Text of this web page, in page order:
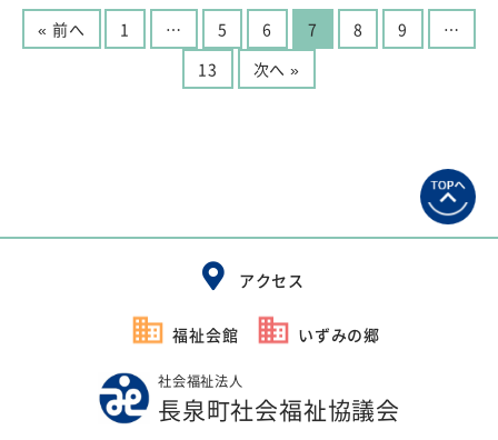
« 前へ 1 … 5 6 7 8 9
…
13
次へ »
アクセス
福祉会館 いずみの郷
社会福祉法人
長泉町社会福祉協議会